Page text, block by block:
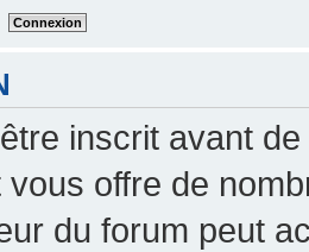
inscrit avant
vous offre de
du forum peut